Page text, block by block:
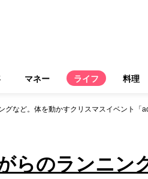
マネー ライフ 料理
らのランニン